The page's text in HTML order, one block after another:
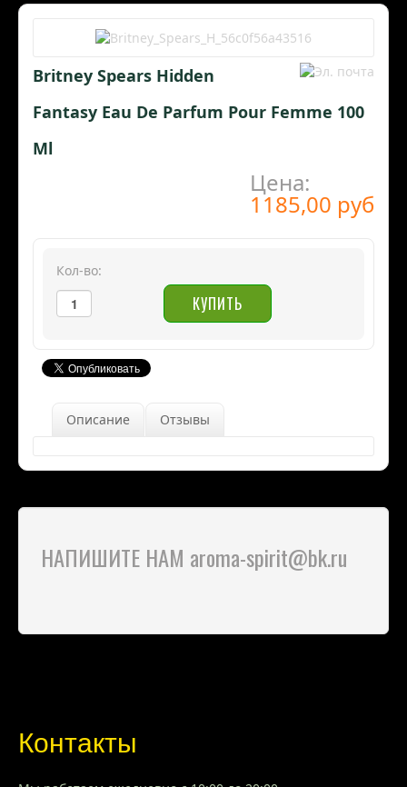
Britney Spears Hidden
Fantasy Eau De Parfum Pour Femme 100
Ml
Цена:
1185,00 руб
Кол-во:
Описание Отзывы
НАПИШИТЕ НАМ aroma-spirit@bk.ru
Контакты